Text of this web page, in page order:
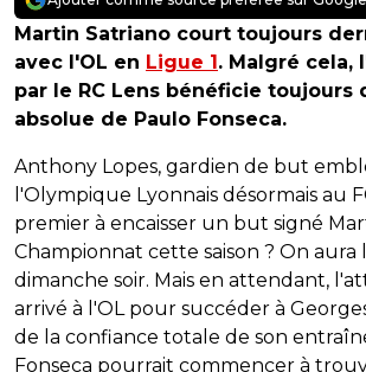
Martin Satriano court toujours
avec l'OL en Ligue 1 . Malgré cela,
par le RC Lens bénéficie toujours
absolue de Paulo Fonseca.
Anthony Lopes, gardien de but
l'Olympique Lyonnais désormais au
premier à encaisser un but signé
Championnat cette saison ? On aura
dimanche soir. Mais en attendant,
arrivé à l'OL pour succéder à
de la confiance totale de son
Fonseca pourrait commencer à